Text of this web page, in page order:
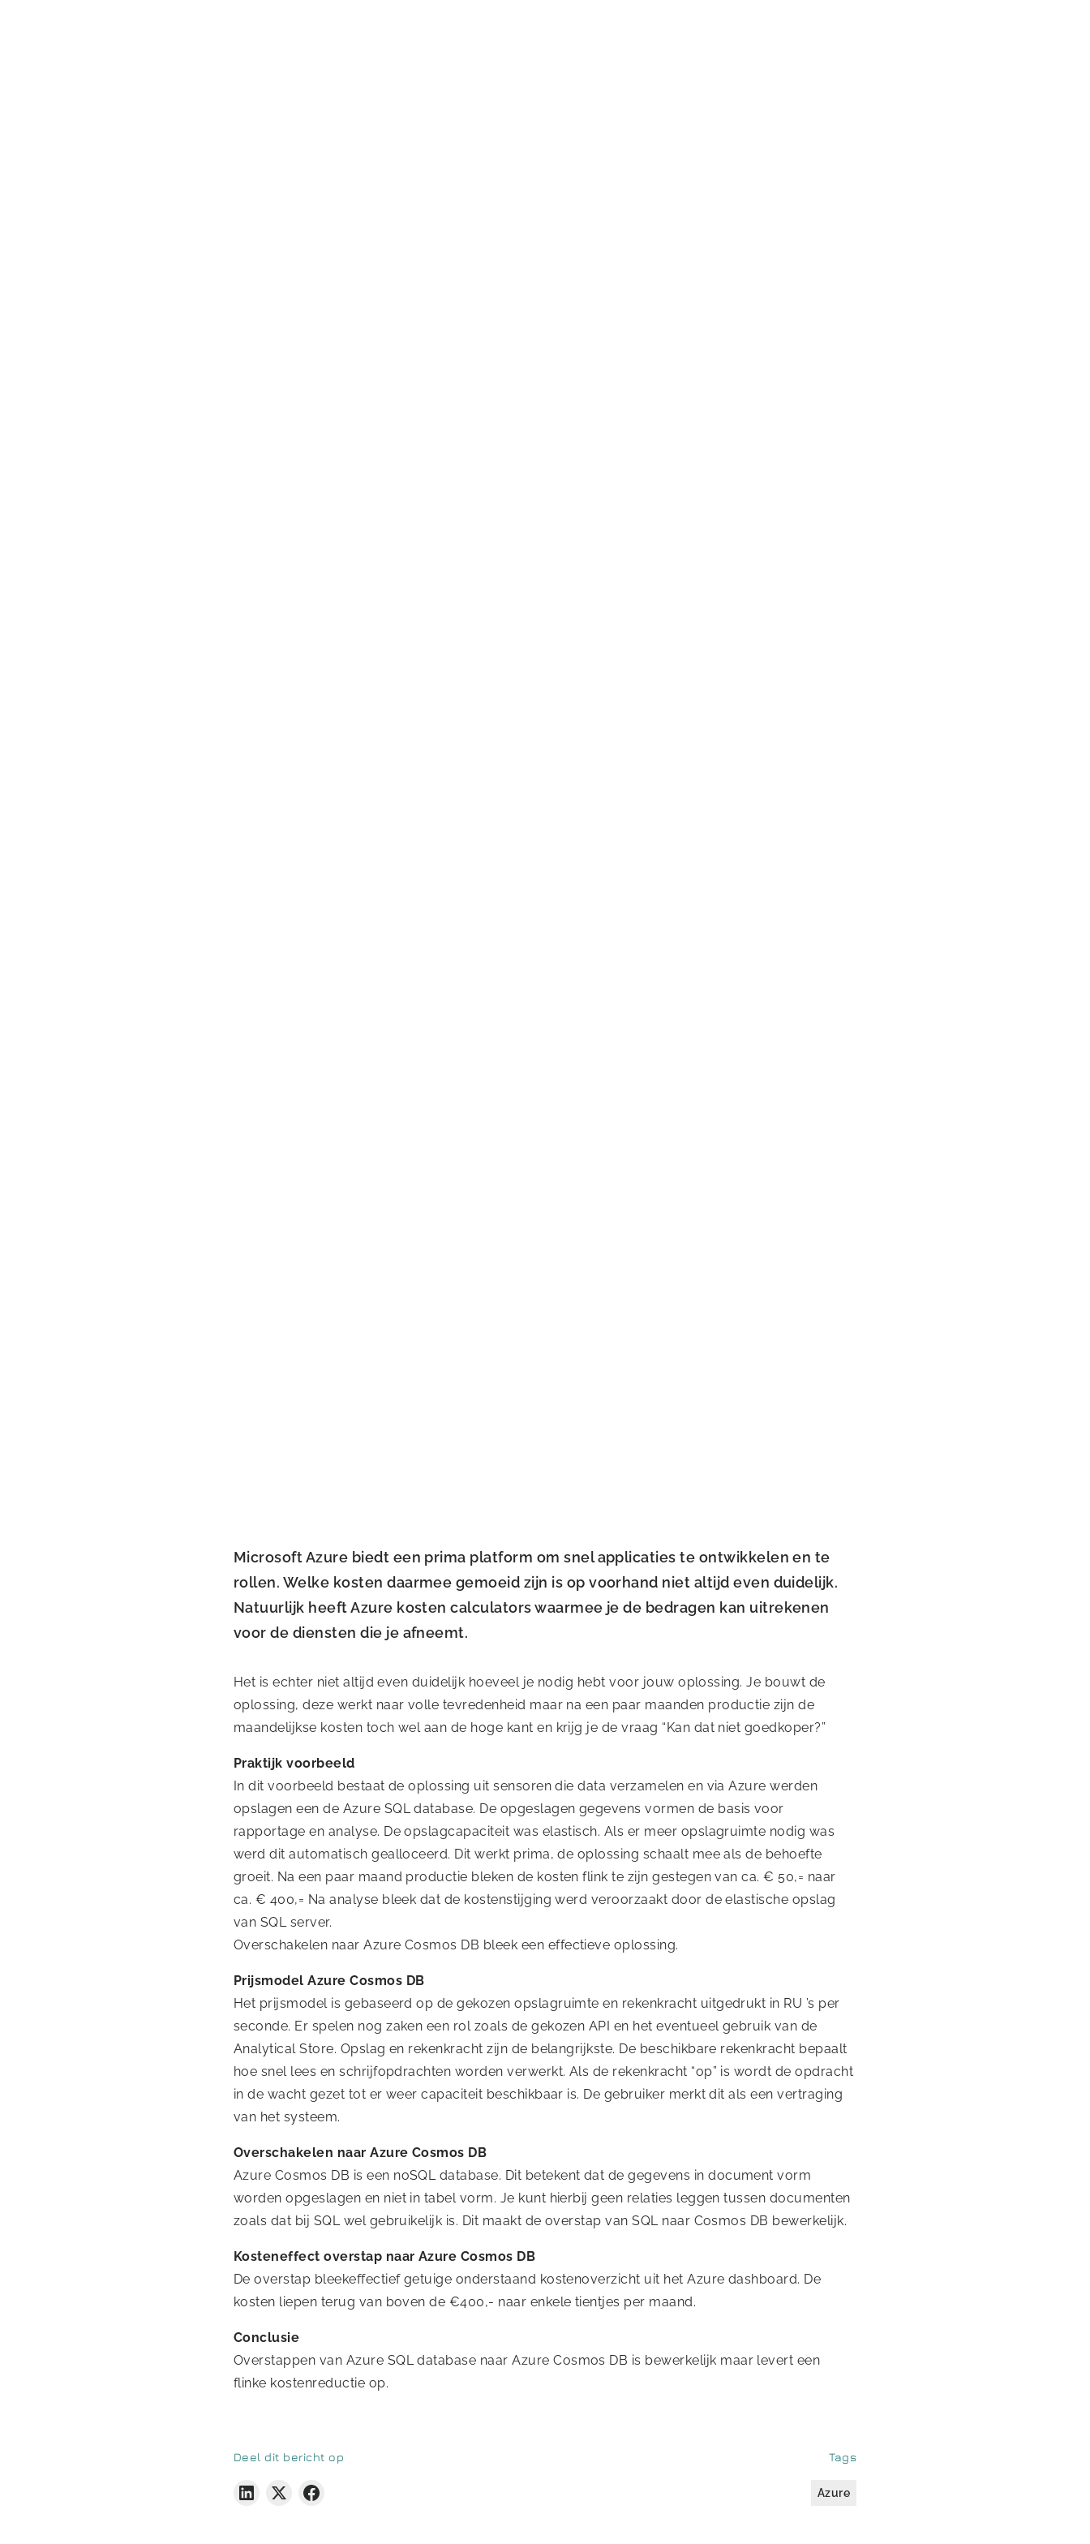
Microsoft Azure biedt een prima platform om snel applicaties te ontwikkelen en te
rollen. Welke kosten daarmee gemoeid zijn is op voorhand niet altijd even duidelijk.
Natuurlijk heeft Azure kosten calculators waarmee je de bedragen kan uitrekenen
voor de diensten die je afneemt.
Het is echter niet altijd even duidelijk hoeveel je nodig hebt voor jouw oplossing. Je bouwt de
oplossing, deze werkt naar volle tevredenheid maar na een paar maanden productie zijn de
maandelijkse kosten toch wel aan de hoge kant en krijg je de vraag “Kan dat niet goedkoper?”
Praktijk voorbeeld
In dit voorbeeld bestaat de oplossing uit sensoren die data verzamelen en via Azure werden
opslagen een de Azure SQL database. De opgeslagen gegevens vormen de basis voor
rapportage en analyse. De opslagcapaciteit was elastisch. Als er meer opslagruimte nodig was
werd dit automatisch gealloceerd. Dit werkt prima, de oplossing schaalt mee als de behoefte
groeit. Na een paar maand productie bleken de kosten flink te zijn gestegen van ca. € 50,= naar
ca. € 400,= Na analyse bleek dat de kostenstijging werd veroorzaakt door de elastische opslag
van SQL server.
Overschakelen naar Azure Cosmos DB bleek een effectieve oplossing.
Prijsmodel Azure Cosmos DB
Het prijsmodel is gebaseerd op de gekozen opslagruimte en rekenkracht uitgedrukt in RU ’s per
seconde. Er spelen nog zaken een rol zoals de gekozen API en het eventueel gebruik van de
Analytical Store. Opslag en rekenkracht zijn de belangrijkste. De beschikbare rekenkracht bepaalt
hoe snel lees en schrijfopdrachten worden verwerkt. Als de rekenkracht “op” is wordt de opdracht
in de wacht gezet tot er weer capaciteit beschikbaar is. De gebruiker merkt dit als een vertraging
van het systeem.
Overschakelen naar Azure Cosmos DB
Azure Cosmos DB is een noSQL database. Dit betekent dat de gegevens in document vorm
worden opgeslagen en niet in tabel vorm. Je kunt hierbij geen relaties leggen tussen documenten
zoals dat bij SQL wel gebruikelijk is. Dit maakt de overstap van SQL naar Cosmos DB bewerkelijk.
Kosteneffect overstap naar Azure Cosmos DB
De overstap bleekeffectief getuige onderstaand kostenoverzicht uit het Azure dashboard. De
kosten liepen terug van boven de €400,- naar enkele tientjes per maand.
Conclusie
Overstappen van Azure SQL database naar Azure Cosmos DB is bewerkelijk maar levert een
flinke kostenreductie op.
Deel dit bericht op Tags
Azure